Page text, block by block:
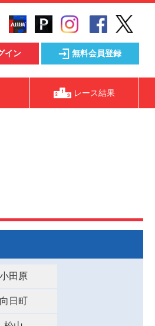
イン 無料会員登録
レース結果
小田原
向日町